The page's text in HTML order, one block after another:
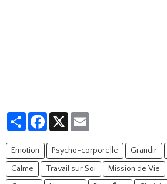
PartagerFacebook
X
Émotion Psycho-corporelle Grandir
Calme
Travail sur Soi Mission de Vie